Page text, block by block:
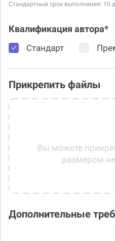
Стандартный срок выполнения: 10
Квалификация автора*
Стандарт
Прикрепить файлы
Вы можете
размером
Дополнительные